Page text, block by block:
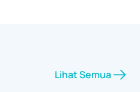
Lihat Semua